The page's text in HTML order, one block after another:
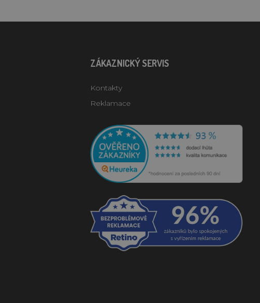
ZÁKAZNICKÝ SERVIS
Kontakty
Reklamace